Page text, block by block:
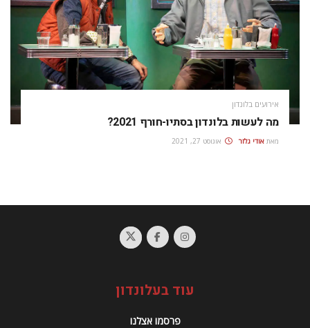
אירועים בלונדון
מה לעשות בלונדון בסתיו-חורף 2021?
מאת אודי גלזר אוגוסט 27, 2021
עוד בעלונדון
פרסמו אצלנו